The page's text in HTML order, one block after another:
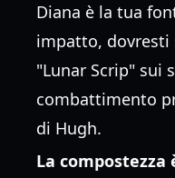
Diana è la tua
impatto, dovresti
"Lunar Scrip" sui
combattimento
di Hugh.
La compostezza